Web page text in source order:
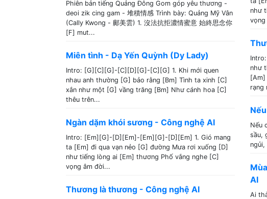
Phiên bản tiếng Quảng Đông Gom góp yêu thương -
deoi zik cing gam - 堆積情感 Trình bày: Quảng Mỹ Vân
(Cally Kwong - 鄺美雲) 1. 沒法抗拒濃情蜜意 始終思念你
[F] mut...
Miên tình - Dạ Yến Quỳnh (Dy Lady)
Intro: [G][C][G]-[C][D][G]-[C][G] 1. Khi mới quen
nhau anh thường [G] bảo rằng [Bm] Tình ta xinh [C]
xắn như một [G] vầng trăng [Bm] Như cánh hoa [C]
thêu trên...
Ngàn dặm khói sương - Công nghệ AI
Intro: [Em][G]-[D][Em]-[Em][G]-[D][Em] 1. Gió mang
ta [Em] đi qua vạn nẻo [G] đường Mưa rơi xuống [D]
như tiếng lòng ai [Em] thương Phố vắng nghe [C]
vọng âm đời...
Thương là thương - Công nghệ AI
như
vọng
như
[Am]
rạng
Nếu
sầu,
AI
Ai